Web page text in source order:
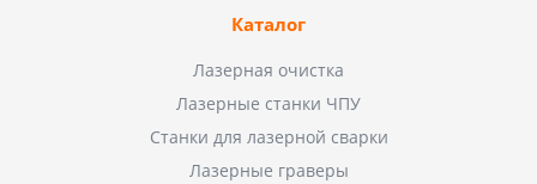
Каталог
Лазерная очистка
Лазерные станки ЧПУ
Станки для лазерной сварки
Лазерные граверы